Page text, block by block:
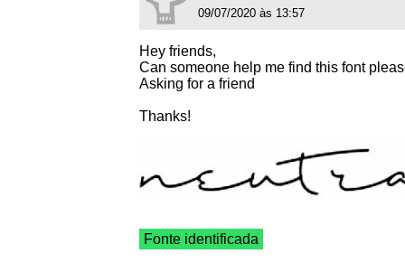
09/07/2020 às 13:57
Hey friends,
Can someone help me find this font
Asking for a friend
Thanks!
Fonte identificada